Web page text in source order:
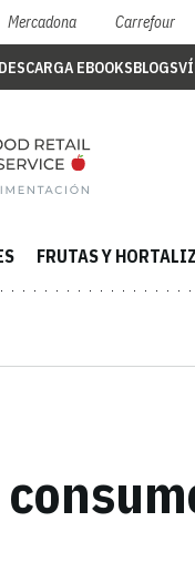
Mercadona Carrefour
DESCARGA EBOOKSBLOGS
FRUTAS Y